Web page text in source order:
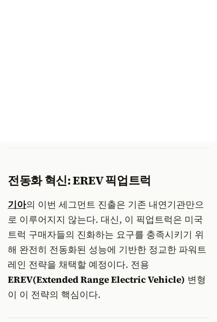
전동화 혁신: EREV 픽업트럭
기아의 이번 세그먼트 진출은 기존 내연기관만으
로 이루어지지 않는다. 대신, 이 픽업트럭은 미국
트럭 구매자들의 진화하는 요구를 충족시키기 위
해 완전히 전동화된 성능에 기반한 정교한 파워트
레인 전략을 채택할 예정이다. 전용
EREV(Extended Range Electric Vehicle) 변형
이 이 전략의 핵심이다.